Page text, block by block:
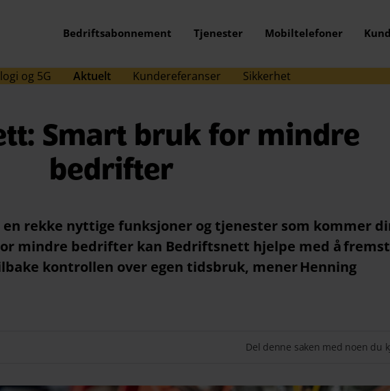
Bedriftsabonnement Tjenester Mobiltelefoner
og 5G Aktuelt Kundereferanser Sikkerhet
Smart bruk for mindre
bedrifter
rekke nyttige funksjoner og tjenester som kommer
mindre bedrifter kan Bedriftsnett hjelpe med å
kontrollen over egen tidsbruk, mener Henning
Del denne saken med noen du